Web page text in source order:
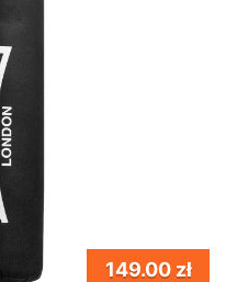
149.00 zł